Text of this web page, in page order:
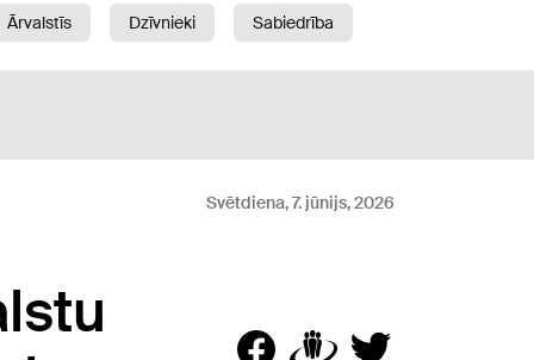
Ārvalstīs Dzīvnieki
Sabiedrība
Svētdiena, 7. jūnijs, 2026